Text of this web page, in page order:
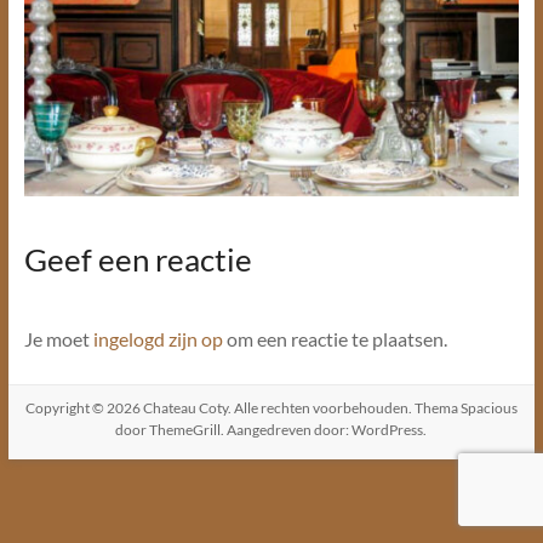
Geef een reactie
Je moet ingelogd zijn opom een reactie te plaatsen.
Copyright © 2026Chateau Coty. Alle rechten voorbehouden. ThemaSpacious
door ThemeGrill. Aangedreven door:WordPress.